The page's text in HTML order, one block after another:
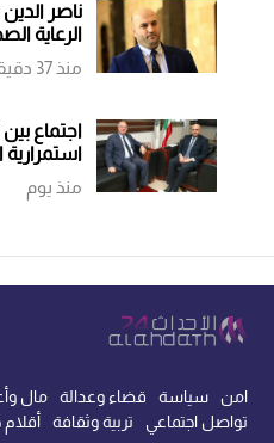
ناصر
الرعاية
منذ 37 دقيقة
اجتماع
منذ يوم
امن سياسة قضاء وعدالة مال
تواصل اجتماعي
تربية وثقافة أقلام